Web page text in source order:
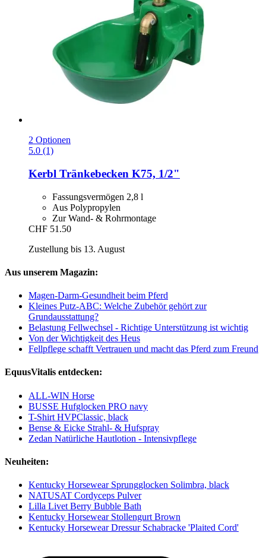
2 Optionen
5.0 (1)
Kerbl Tränkebecken K75, 1/2"
Fassungsvermögen 2,8 l
Aus Polypropylen
Zur Wand- & Rohrmontage
CHF 51.50
Zustellung bis 13. August
Aus unserem Magazin:
Magen-Darm-Gesundheit beim Pferd
Kleines Putz-ABC: Welche Zubehör gehört zur
Grundausstattung?
Belastung Fellwechsel - Richtige Unterstützung ist wichtig
Von der Wichtigkeit des Heus
Fellpflege schafft Vertrauen und macht das Pferd zum Freund
EquusVitalis entdecken:
ALL-WIN Horse
BUSSE Hufglocken PRO navy
T-Shirt HVPClassic, black
Bense & Eicke Strahl- & Hufspray
Zedan Natürliche Hautlotion - Intensivpflege
Neuheiten:
Kentucky Horsewear Sprungglocken Solimbra, black
NATUSAT Cordyceps Pulver
Lilla Livet Berry Bubble Bath
Kentucky Horsewear Stollengurt Brown
Kentucky Horsewear Dressur Schabracke 'Plaited Cord'